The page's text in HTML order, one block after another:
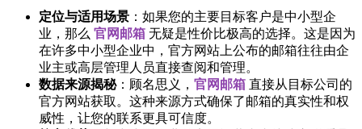
定位与适用场景 ：如果您的主要目标客户是中小型企
业，那么 官网邮箱 无疑是性价比极高的选择。这是因为
在许多中小型企业中，官方网站上公布的邮箱往往由企
业主或高层管理人员直接查阅和管理。
数据来源揭秘：顾名思义， 官网邮箱 直接从目标公司的
官方网站获取。这种来源方式确保了邮箱的真实性和权
威性，让您的联系更具可信度。